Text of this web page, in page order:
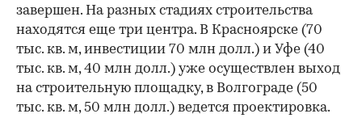
завершен. На разных стадиях строительства
находятся еще три центра. В Красноярске (70
тыс. кв. м, инвестиции 70 млн долл.) и Уфе (40
тыс. кв. м, 40 млн долл.) уже осуществлен выход
на строительную площадку, в Волгограде (50
тыс. кв. м, 50 млн долл.) ведется проектировка.